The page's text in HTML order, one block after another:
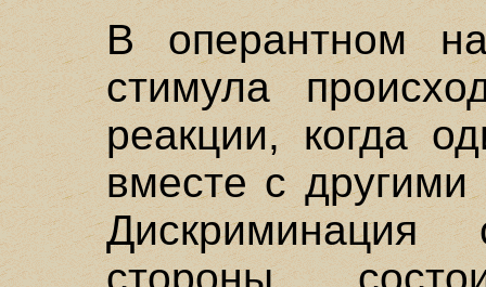
В оперантном
стимула
реакции, когда
вместе с